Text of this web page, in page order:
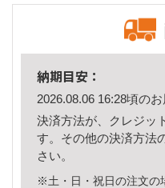
納期目安：
2026.08.06 16:28頃のお
決済方法が、クレジッ
す。その他の決済方法
さい。
※土・日・祝日の注文の